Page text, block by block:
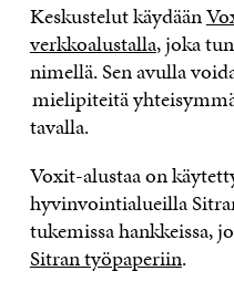
Keskustelut käydään
verkkoalustalla, joka
nimellä. Sen avulla
mielipiteitä
tavalla.
Voxit-alustaa on
hyvinvointialueilla
tukemissa hankkeissa,
Sitran työpaperiin.